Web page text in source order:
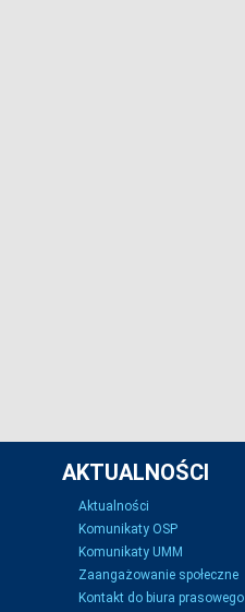
AKTUALNOŚCI
Aktualności
Komunikaty OSP
Komunikaty UMM
Zaangażowanie społeczne
Kontakt do biura prasowego